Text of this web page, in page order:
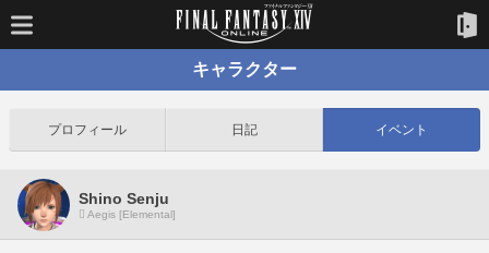
キャラクター
プロフィール 日記 イベント
Shino Senju
Aegis [Elemental]